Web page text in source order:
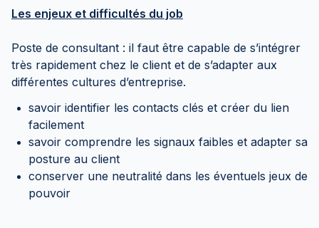
Les enjeux et difficultés du job
Poste de consultant : il faut être capable de s’intégrer
très rapidement chez le client et de s’adapter aux
différentes cultures d’entreprise.
savoir identifier les contacts clés et créer du lien
facilement
savoir comprendre les signaux faibles et adapter sa
posture au client
conserver une neutralité dans les éventuels jeux de
pouvoir